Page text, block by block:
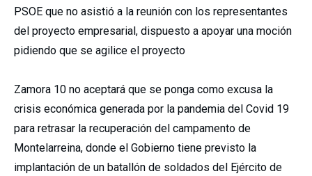
PSOE que no asistió a la reunión con los representantes
del proyecto empresarial, dispuesto a apoyar una moción
pidiendo que se agilice el proyecto
Zamora 10 no aceptará que se ponga como excusa la
crisis económica generada por la pandemia del Covid 19
para retrasar la recuperación del campamento de
Montelarreina, donde el Gobierno tiene previsto la
implantación de un batallón de soldados del Ejército de